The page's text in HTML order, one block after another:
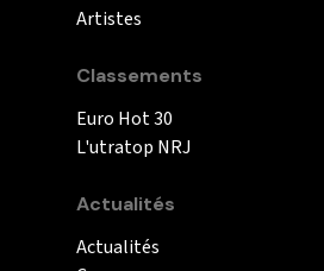
Artistes
Classements
Euro Hot 30
L'utratop NRJ
Actualités
Actualités